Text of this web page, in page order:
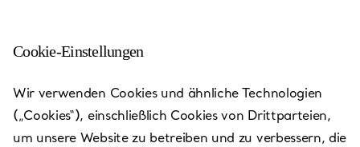
Triumph RC
Heute bis 20:00 geöffnet
Cookie-Einstellungen
Wir verwenden Cookies und ähnliche Technologien
(„Cookies“), einschließlich Cookies von Drittparteien,
um unsere Website zu betreiben und zu verbessern, die